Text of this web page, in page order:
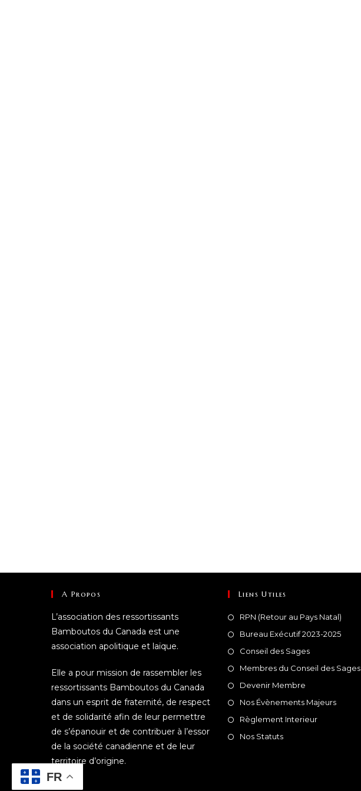
A Propos
L’association des ressortissants
Bamboutos du Canada est une
association apolitique et laïque.
Elle a pour mission de rassembler les
ressortissants Bamboutos du Canada
dans un esprit de fraternité, de respect
et de solidarité afin de leur permettre
de s’épanouir et de contribuer à l’essor
de la société canadienne et de leur
territoire d’origine.
Liens Utiles
RPN (Retour au Pays Natal)
Bureau Exécutif 2023-2025
Conseil des Sages
Membres du Conseil des Sages
Devenir Membre
Nos Évènements Majeurs
Règlement Interieur
Nos Statuts
FR